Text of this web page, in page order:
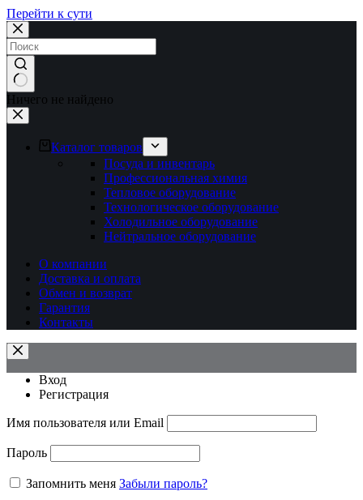
Перейти к сути
Ничего не найдено
Каталог товаров
Посуда и инвентарь
Профессиональная химия
Тепловое оборудование
Технологическое оборудование
Холодильное оборудование
Нейтральное оборудование
О компании
Доставка и оплата
Обмен и возврат
Гарантия
Контакты
Вход
Регистрация
Имя пользователя или Email
Пароль
Запомнить меня Забыли пароль?